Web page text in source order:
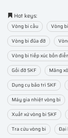
Hot keys:
Vòng bi cầu Vòng
Vòng bi đũa đỡ
Vòng bi tiếp xúc bốn
Gối đỡ SKF
Măng
Dụng cụ bảo trì SKF
Máy gia nhiệt vòng bi
Xuất xứ vòng bi SKF
Tra cứu vòng bi
Đại